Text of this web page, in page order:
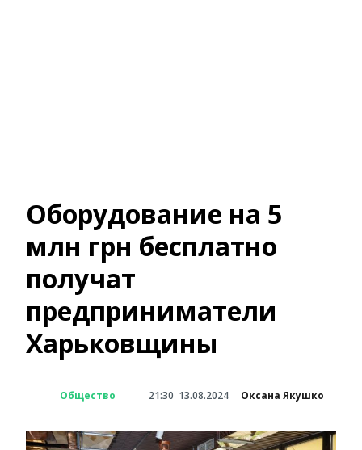
Оборудование на 5
млн грн бесплатно
получат
предприниматели
Харьковщины
Общество 21:30 13.08.2024 Оксана Якушко